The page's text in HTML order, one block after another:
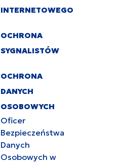
INTERNETOWEGO
OCHRONA
SYGNALISTÓW
OCHRONA
DANYCH
OSOBOWYCH
Oficer
Bezpieczeństwa
Danych
Osobowych w